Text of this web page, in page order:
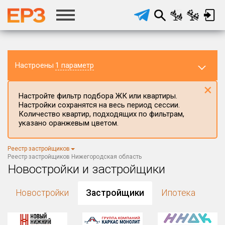
Настроены 1 параметр
Регион ЖК
Нижегородская область
Район в регионе
Настройте фильтр подбора ЖК или квартиры.
Настройки сохранятся на весь период сессии.
Количество квартир, подходящих по фильтрам,
указано оранжевым цветом.
×
Реестр застройщиков
Реестр застройщиков Нижегородская область
Новостройки и застройщики
Новостройки Застройщики Ипотека